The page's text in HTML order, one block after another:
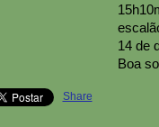
14 de
Boa
Share